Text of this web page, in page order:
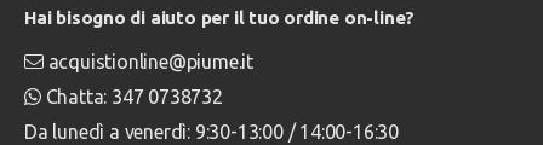
Hai bisogno di aiuto per il tuo ordine on-line?
acquistionline@piume.it
Chatta: 347 0738732
Da lunedì a venerdì: 9:30-13:00 / 14:00-16:30